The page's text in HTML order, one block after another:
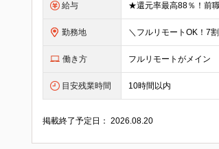
給与
勤務地
働き方 フルリモートがメイン
目安残業時間 10時間以内
掲載終了予定日：2026.08.20